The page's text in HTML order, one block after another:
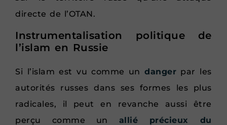
directe de l’OTAN.
Instrumentalisation politique de
l’islam en Russie
Si l’islam est vu comme undanger par les
autorités russes dans ses formes les plus
radicales, il peut en revanche aussi être
perçu comme un allié précieux du